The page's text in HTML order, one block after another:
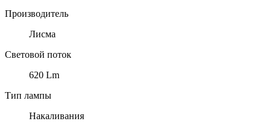
Производитель
Лисма
Световой поток
620 Lm
Тип лампы
Накаливания